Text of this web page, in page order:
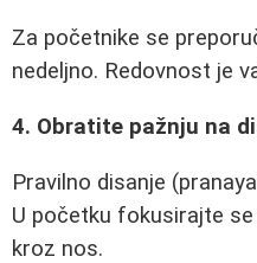
Za početnike se
nedeljno. Redovnost je
4. Obratite pažnju na
Pravilno disanje
U početku fokusirajte
kroz nos.